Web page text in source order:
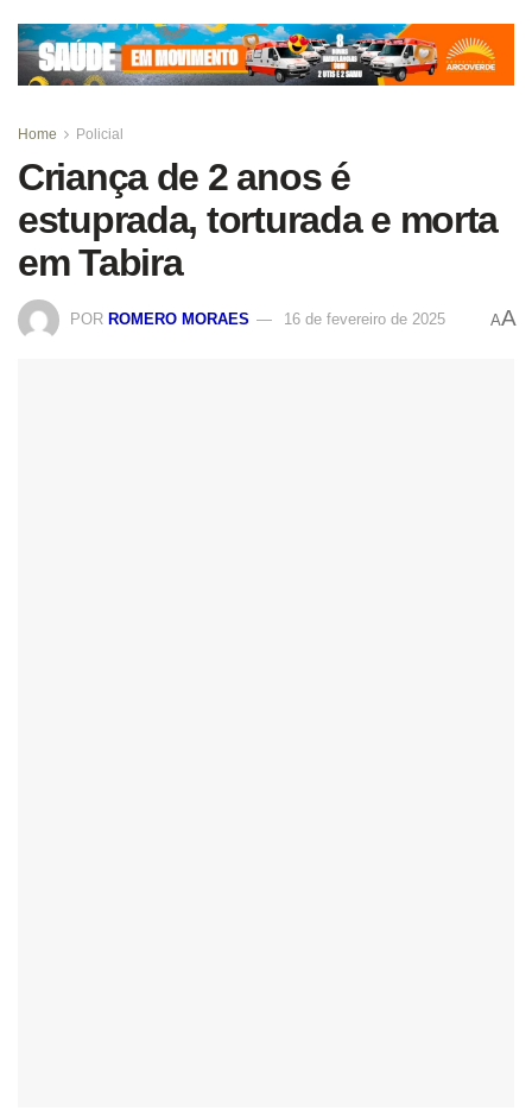
Home Policial
Criança de 2 anos é
estuprada, torturada e morta
em Tabira
POR ROMERO MORAES 16 de fevereiro de 2025 AA